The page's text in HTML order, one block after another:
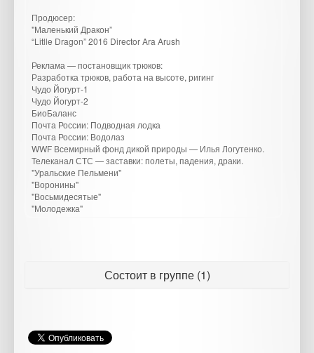
Продюсер:
"Маленький Дракон”
“Litlle Dragon” 2016 Director Ara Arush
Реклама — постановщик трюков:
Разработка трюков, работа на высоте, ригинг
Чудо Йогурт-1
Чудо Йогурт-2
БиоБаланс
Почта России: Подводная лодка
Почта России: Водолаз
WWF Всемирный фонд дикой природы — Илья Логутенко.
Телеканал СТС — заставки: полеты, падения, драки.
"Уральские Пельмени"
"Воронины"
"Восьмидесятые"
"Молодежка"
Состоит в группе (1)